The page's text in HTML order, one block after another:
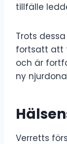
tillfälle
Trots
fortsatt att
och är
ny
Verretts